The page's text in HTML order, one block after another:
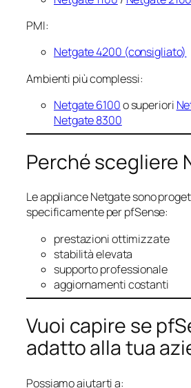
PMI:
Netgate 4200 (consigliato)
Ambienti più complessi:
Netgate 6100o superiori
Netgate 8300
Perché scegliere
Le appliance Netgate sono
specificamente per pfSense:
prestazioni ottimizzate
stabilità elevata
supporto professionale
aggiornamenti costanti
Vuoi capire se
adatto alla tua
Possiamo aiutarti a: